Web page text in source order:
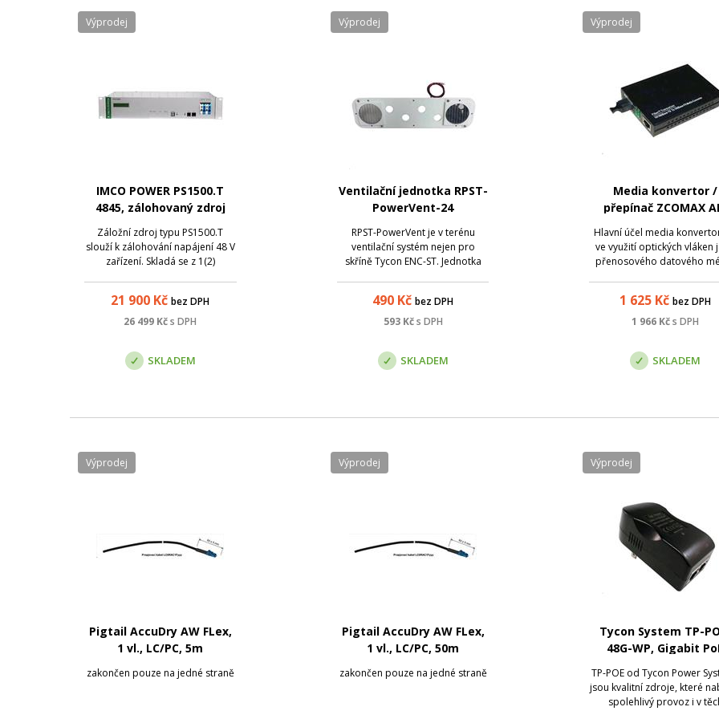
IMCO POWER PS1500.T
4845, zálohovaný zdroj
Záložní zdroj typu PS1500.T
slouží k zálohování napájení 48 V
zařízení. Skladá se z 1(2)
typu). Zdroj má napájení 3x 230
V~50 Hz. V případě potřeby
21 900 Kč bez DPH
26 499 Kčs DPH
Výprodej
SKLADEM
Ventilační jednotka RPST-
PowerVent-24
RPST-PowerVent je v terénu
ventilační systém nejen pro
skříně Tycon ENC-ST. Jednotka
samotných ventilátorů i pozice
pro datové průchodky. Jednotka
490 Kč bez DPH
593Kč s DPH
Výprodej
SKLADEM
Media konvertor /
přepínač ZCOMAX
simp., 20km,
Hlavní účel media
ve využití optických vláken
přenosového datového
ať už z důvodů zarušení
prostředí EM zářením či
1 625 Kč bez DPH
1 966 Kčs DPH
Výprodej
SKLADEM
Pigtail AccuDry AW FLex,
1 vl., LC/PC, 5m
zakončen pouze na jedné straně
Výprodej
Pigtail AccuDry AW FLex,
1 vl., LC/PC, 50m
zakončen pouze na jedné straně
Výprodej
Tycon System TP-
48G-WP, Gigabit
zdroj, 48V/1A, 24W,
zástrčka
TP-POE od Tycon Power
jsou kvalitní zdroje, které
spolehlivý provoz i v
Výprodej